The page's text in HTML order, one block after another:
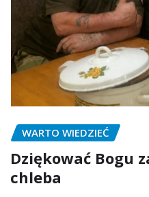
WARTO WIEDZIEĆ
Dziękować Bogu
chleba